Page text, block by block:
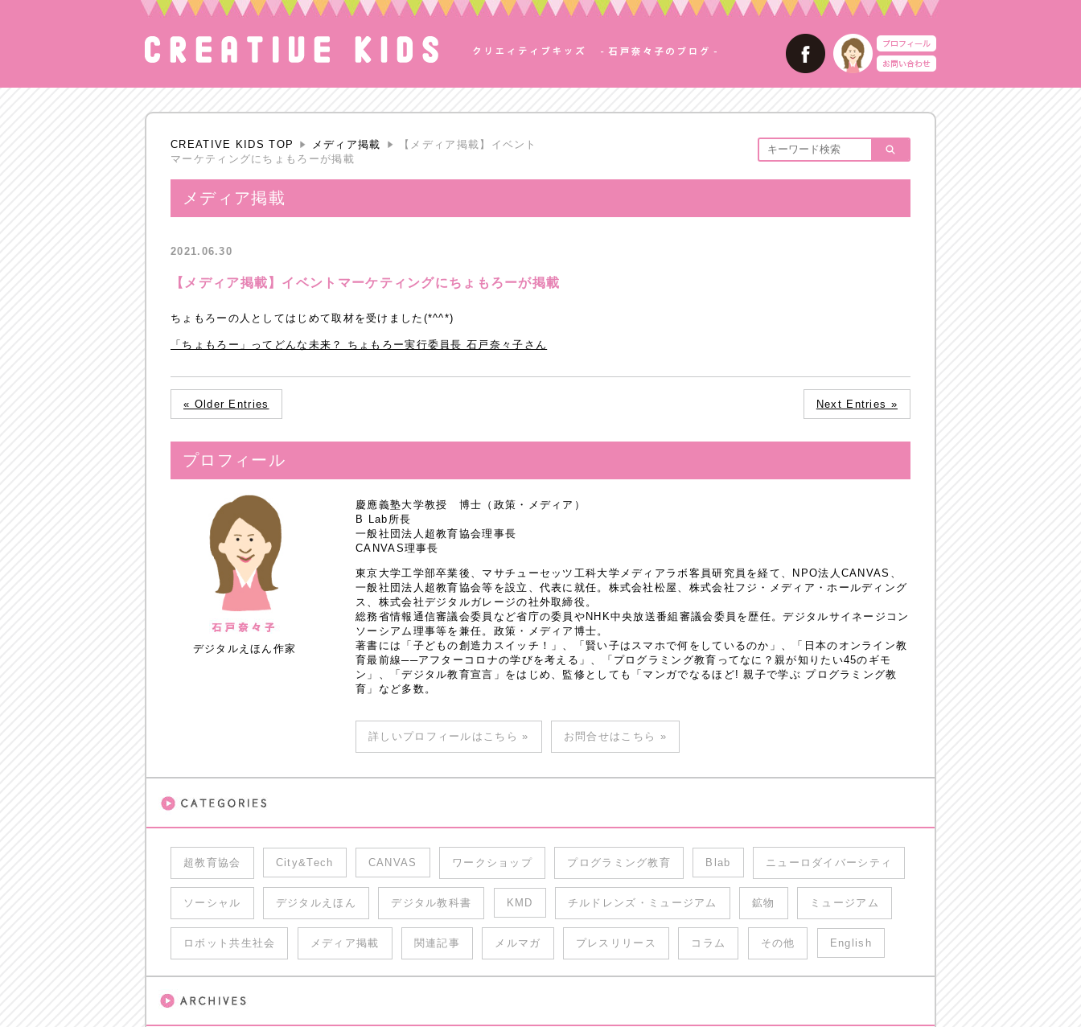
CREATIVE KIDS TOP メディア掲載
【メディア掲載】イベント
マーケティングにちょもろーが掲載
メディア掲載
2021.06.30
【メディア掲載】イベントマーケティングにちょもろーが掲載
ちょもろーの人としてはじめて取材を受けました(*^^*)
「ちょもろー」ってどんな未来？ ちょもろー実行委員長 石戸奈々子さん
« Older Entries Next Entries »
プロフィール
デジタルえほん作家
慶應義塾大学教授 博士（政策・メディア）
B Lab所長
一般社団法人超教育協会理事長
CANVAS理事長
東京大学工学部卒業後、マサチューセッツ工科大学メディアラボ客員研究員を経て、NPO法人CANVAS、
一般社団法人超教育協会等を設立、代表に就任。株式会社松屋、株式会社フジ・メディア・ホールディング
ス、株式会社デジタルガレージの社外取締役。
総務省情報通信審議会委員など省庁の委員やNHK中央放送番組審議会委員を歴任。デジタルサイネージコン
ソーシアム理事等を兼任。政策・メディア博士。
著書には「子どもの創造力スイッチ！」、「賢い子はスマホで何をしているのか」、「日本のオンライン教
育最前線──アフターコロナの学びを考える」、「プログラミング教育ってなに？親が知りたい45のギモ
ン」、「デジタル教育宣言」をはじめ、監修としても「マンガでなるほど! 親子で学ぶ プログラミング教
育」など多数。
詳しいプロフィールはこちら » お問合せはこちら »
超教育協会 City&Tech CANVAS ワークショップ プログラミング教育 Blab ニューロダイバーシティ
ソーシャル デジタルえほん デジタル教科書 KMD チルドレンズ・ミュージアム 鉱物 ミュージアム
ロボット共生社会 メディア掲載 関連記事 メルマガ プレスリリース コラム その他 English